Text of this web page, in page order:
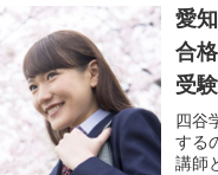
愛
合
受
四谷
する
講師